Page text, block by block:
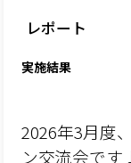
レポート
実施結果
2026年3月度
ン交流会です